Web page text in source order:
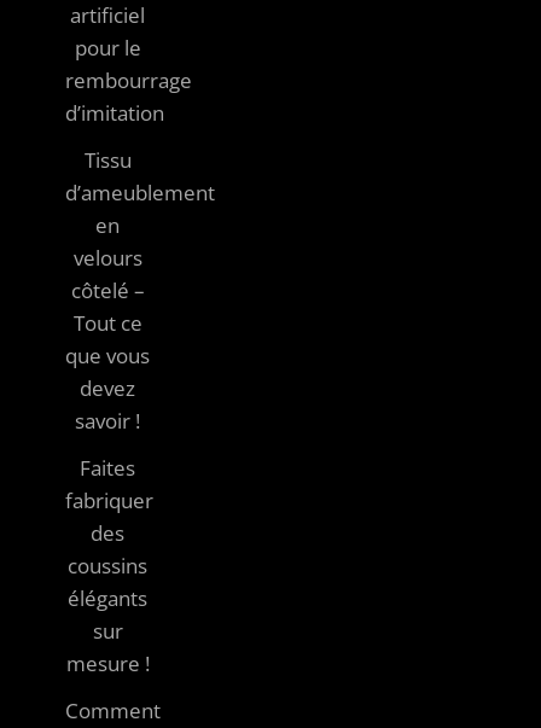
artificiel
pour le
rembourrage
d’imitation
Tissu
d’ameublement
en
velours
côtelé –
Tout ce
que vous
devez
savoir !
Faites
fabriquer
des
coussins
élégants
sur
mesure !
Comment